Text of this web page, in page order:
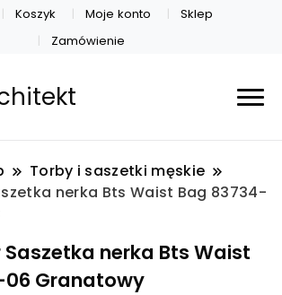
Koszyk Moje konto
Sklep
Zamówienie
Torby i saszetki męskie
nerka Bts Waist Bag 83734-
nerka Bts Waist
06 Granatowy